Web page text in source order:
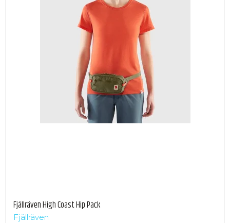
Fjällräven High Coast Hip Pack
Fjällräven